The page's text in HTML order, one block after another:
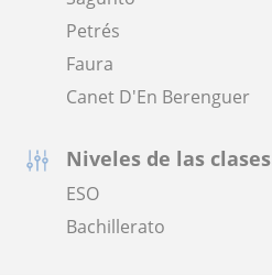
Petrés
Faura
Canet D'En Berenguer
Niveles de las clases
ESO
Bachillerato